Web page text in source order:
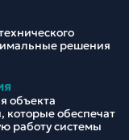
решения
объекта
обеспечат
работу системы